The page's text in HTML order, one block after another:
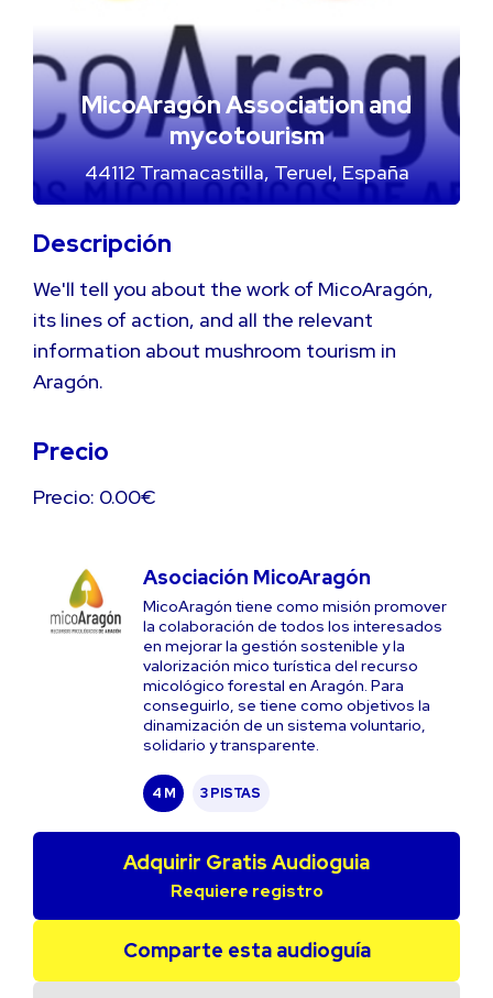
MicoAragón Association and
mycotourism
44112 Tramacastilla, Teruel, España
Descripción
We'll tell you about the work of MicoAragón,
its lines of action, and all the relevant
information about mushroom tourism in
Aragón.
Precio
Precio: 0.00€
Asociación MicoAragón
MicoAragón tiene como misión promover
la colaboración de todos los interesados
en mejorar la gestión sostenible y la
valorización mico turística del recurso
micológico forestal en Aragón. Para
conseguirlo, se tiene como objetivos la
dinamización de un sistema voluntario,
solidario y transparente.
4 M 3 PISTAS
Adquirir Gratis Audioguia
Requiere registro
Comparte esta audioguía